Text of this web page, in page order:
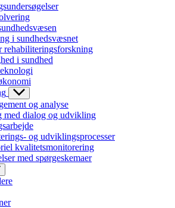
i sundhedsvæsnet
rehabiliteringsforskning
i sundhed
og analyse
med dialog og udvikling
og udviklingsprocesser
kvalitetsmonitorering
med spørgeskemaer